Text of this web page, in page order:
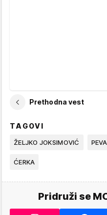
Prethodna vest
TAGOVI
ŽELJKO JOKSIMOVIĆ
ĆERKA
Pridruži se